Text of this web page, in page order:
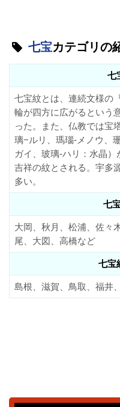
七宝カテゴリの
七
七宝紋とは、連続文様の
輪が四方に広がるという
った。また、仏教では宝
璃−ルリ、瑪瑙-メノウ、
ガイ、玻璃-ハリ：水晶
吉祥の紋とされる。宇多
多い。
七
大岡、秋月、松浦、佐々
尾、大図、高橋など
七宝
島根、滋賀、鳥取、福井